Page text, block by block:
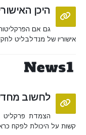
היכן
גם אם
אישוריו של מנדלבליט
לחשוב
הצמדת
קשות על היכולת לפקח